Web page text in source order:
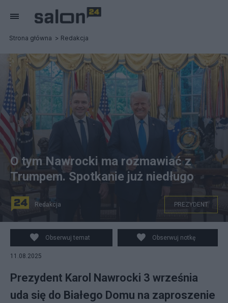
Strona główna Redakcja
O tym Nawrocki ma rozmawiać z
Trumpem. Spotkanie już niedługo
Redakcja PREZYDENT
Obserwuj temat Obserwuj notkę
11.08.2025
Prezydent Karol Nawrocki 3 września
uda się do Białego Domu na zaproszenie